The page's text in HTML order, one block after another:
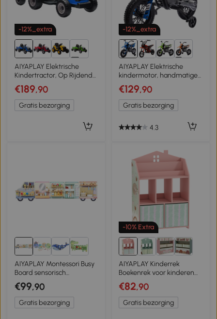
-12%_extra
5+
AIYAPLAY Elektrische
Kindertractor, Op Rijdende
Tractor met
Afstandsbediening, Zachte
Start, voor Kinderen in de
Leeftijd van 3-8 Jaar, Blauw
€189,90
Gratis bezorging
-12%_extra
1+
AIYAPLAY Elektrische
kindermotor, handmatige
gashendel, trainingswielen,
muziek, blauw, 107 x 56 x
70 cm
€129,90
Gratis bezorging
4.3
AIYAPLAY Montessori Busy
Board sensorisch
speelgoed in
vrachtwagendesign vanaf
3 jaar
€99,90
Gratis bezorging
-10% Extra
AIYAPLAY Kinderrek
Boekenrek voor kinderen
met 2 stoffen lades, open
rek voor 3-8 jaar
62,5x30x91,5 cm Roze
€82,90
Gratis bezorging